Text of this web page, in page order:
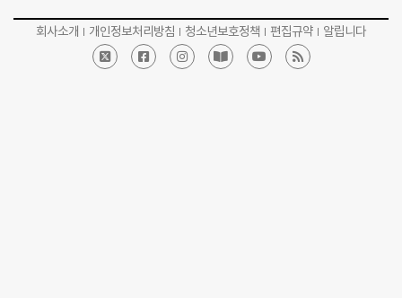
회사소개 개인정보처리방침 청소년보호정책 편집규약 알립니다